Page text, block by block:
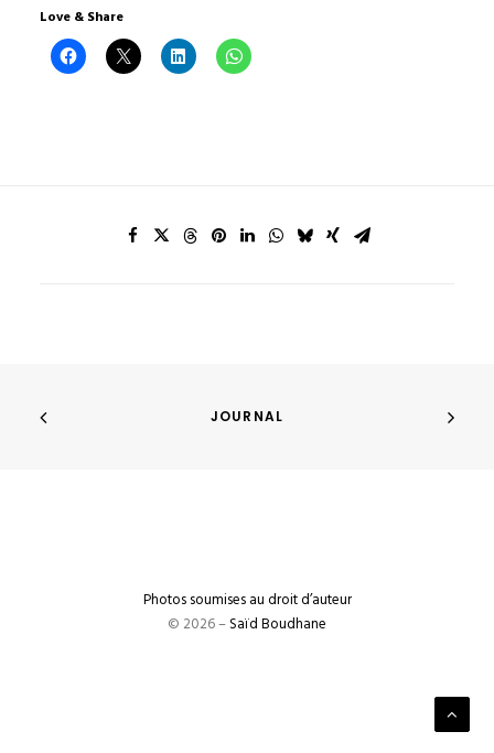
Love & Share
JOURNAL
Photos soumises au droit d’auteur
© 2026 –Saïd Boudhane